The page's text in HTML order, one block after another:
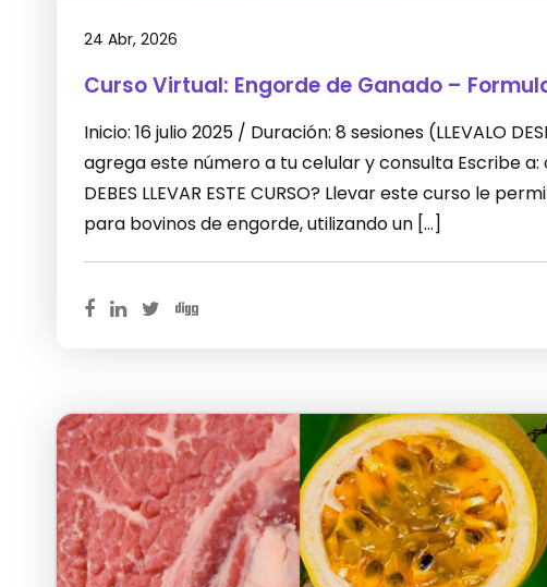
24 Abr, 2026
Curso Virtual: Engorde de Ganado –
Inicio: 16 julio 2025 / Duración: 8 sesiones (LLEVALO
agrega este número a tu celular y consulta Escribe
DEBES LLEVAR ESTE CURSO? Llevar este curso le
para bovinos de engorde, utilizando un […]